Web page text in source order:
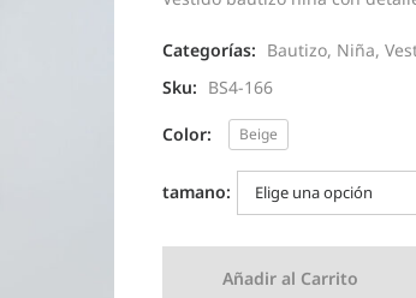
Categorías: Bautizo, Niña,
Sku: BS4-166
Color: Beige
tamano:
Añadir al Carrito